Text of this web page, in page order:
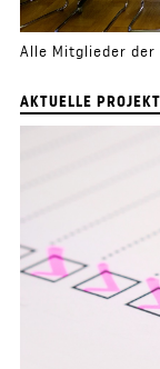
Alle Mitglieder der
AKTUELLE